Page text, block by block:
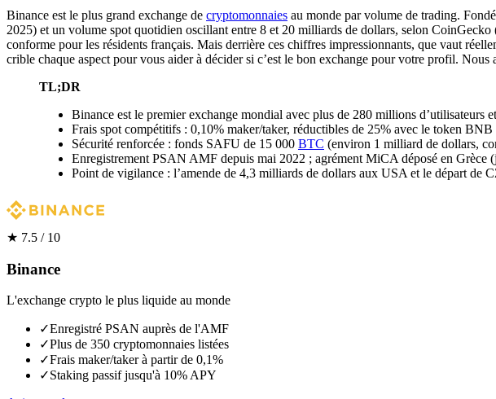
Binance est le plus grand exchange de cryptomonnaies au monde par volume de trading.
2025) et un volume spot quotidien oscillant entre 8 et 20 milliards de dollars, selon
conforme pour les résidents français. Mais derrière ces chiffres impressionnants, que vaut
crible chaque aspect pour vous aider à décider si c’est le bon exchange pour votre profil.
TL;DR
Binance est le premier exchange mondial avec plus de 280 millions
Frais spot compétitifs : 0,10% maker/taker, réductibles de 25% avec le token BNB
Sécurité renforcée : fonds SAFU de 15 000 BTC (environ 1 milliard de dollars,
Enregistrement PSAN AMF depuis mai 2022 ; agrément MiCA déposé en Grèce
Point de vigilance : l’amende de 4,3 milliards de dollars aux USA et le départ de
★ 7.5 / 10
Binance
L'exchange crypto le plus liquide au monde
✓Enregistré PSAN auprès de l'AMF
✓Plus de 350 cryptomonnaies listées
✓Frais maker/taker à partir de 0,1%
✓Staking passif jusqu'à 10% APY